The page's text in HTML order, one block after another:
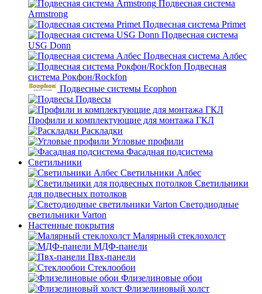
Подвесная система
Armstrong
Подвесная система Primet
Подвесная система
USG Donn
Подвесная система Албес
Подвесная
система Рокфон/Rockfon
Подвесные системы Ecophon
Подвесы
Профили и комплектующие для монтажа ГКЛ
Раскладки
Угловые профили
Фасадная подсистема
Светильники
Светильники Албес
Светильники
для подвесных потолков
Светодиодные
светильники Varton
Настенные покрытия
Малярный стеклохолст
МДФ-панели
Пвх-панели
Стеклообои
Флизелиновые обои
Флизелиновый холст